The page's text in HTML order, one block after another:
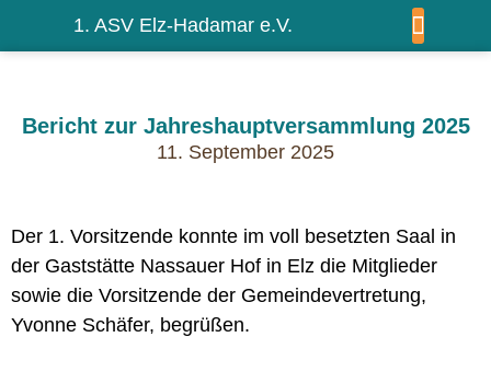
1. ASV Elz-Hadamar e.V.
Bericht zur Jahreshauptversammlung 2025
11. September 2025
Der 1. Vorsitzende konnte im voll besetzten Saal in
der Gaststätte Nassauer Hof in Elz die Mitglieder
sowie die Vorsitzende der Gemeindevertretung,
Yvonne Schäfer, begrüßen.